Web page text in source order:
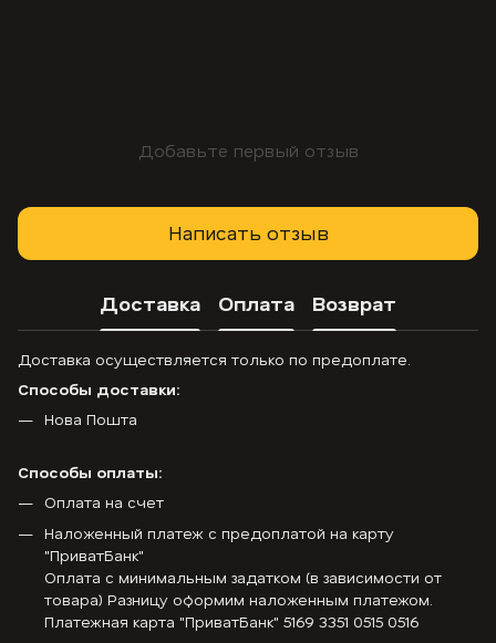
Добавьте первый отзыв
Написать отзыв
Доставка Оплата Возврат
Доставка осуществляется только по предоплате.
Способы доставки:
Нова Пошта
Способы оплаты:
Оплата на счет
Наложенный платеж с предоплатой на карту
"ПриватБанк"
Оплата с минимальным задатком (в зависимости от
товара) Разницу оформим наложенным платежом.
Платежная карта "ПриватБанк" 5169 3351 0515 0516